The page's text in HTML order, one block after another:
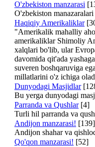
O'zbekiston manzarasi
O'zbekiston
Haqiqiy Amerikaliklar
"Amerikalik mahalliy
amerikaliklar Shimoliy
xalqlari bo'lib, ular
davomida qit'ada
suveren boshqaruviga
millatlarini o'z ichiga
Dunyodagi Masjidlar
Bu yerga dunyodagi
Parranda va Qushlar [4]
Turli hil parranda va
Andijon manzarasi! [139]
Andijon shahar va
Qo'qon manzarasi! [52]